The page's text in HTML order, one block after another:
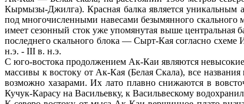
Кырмызы-Джилга). Красная балка является уникальным
под многочисленными навесами безымянного скального
имеет сезонный сток уже упомянутая выше центральная
последнего скального блока — Сырт-Кая согласно
н.э. - III в. н.э.
С юго-востока продолжением Ак-Каи являются
массивы к востоку от Ак-Кая (Белая Скала), все
возможно хазарами. Их лато плавно снижаются в
Кучук-Карасу на Васильевку, к Васильвескому